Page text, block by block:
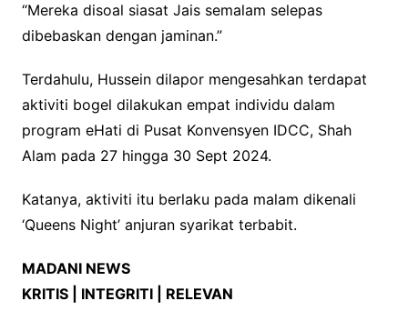
“Mereka disoal siasat Jais semalam selepas
dibebaskan dengan jaminan.”
Terdahulu, Hussein dilapor mengesahkan terdapat
aktiviti bogel dilakukan empat individu dalam
program eHati di Pusat Konvensyen IDCC, Shah
Alam pada 27 hingga 30 Sept 2024.
Katanya, aktiviti itu berlaku pada malam dikenali
‘Queens Night’ anjuran syarikat terbabit.
MADANI NEWS
KRITIS | INTEGRITI | RELEVAN